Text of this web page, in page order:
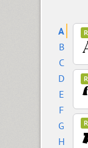
A
B
C
D
E
F
G
H